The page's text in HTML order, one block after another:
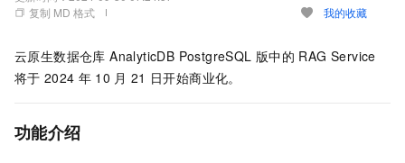
复制 MD 格式
我的收藏
云原生数据仓库 AnalyticDB PostgreSQL 版中的 RAG Service
将于 2024 年 10 月 21 日开始商业化。
功能介绍